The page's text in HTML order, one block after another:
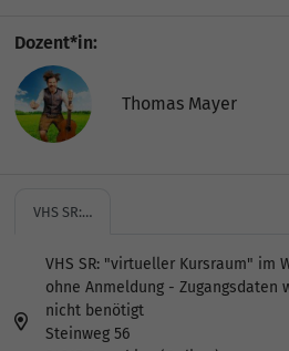
Dozent*in:
Thomas Mayer
VHS SR:…
VHS SR: "virtueller Kursraum" im
ohne Anmeldung - Zugangsdaten
nicht benötigt
Steinweg 56